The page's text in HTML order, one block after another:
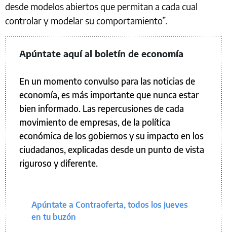
desde modelos abiertos que permitan a cada cual
controlar y modelar su comportamiento”.
Apúntate aquí al boletín de economía
En un momento convulso para las noticias de
economía, es más importante que nunca estar
bien informado. Las repercusiones de cada
movimiento de empresas, de la política
económica de los gobiernos y su impacto en los
ciudadanos, explicadas desde un punto de vista
riguroso y diferente.
Apúntate a Contraoferta, todos los jueves
en tu buzón